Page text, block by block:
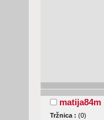
matija84m
Tržnica : (0)